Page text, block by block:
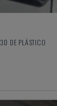
DE PLÁSTICO